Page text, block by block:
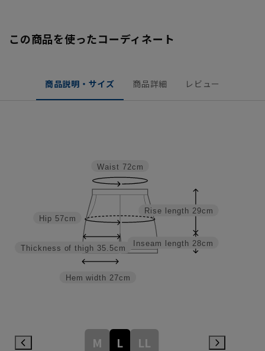
この商品を使ったコーディネート
商品説明・サイズ 商品詳細 レビュー
Rise length 29cm
Inseam length 28cm
Hem width 27cm
Thickness of thigh 35.5cm
Hip 57cm
Waist 72cm
M L LL